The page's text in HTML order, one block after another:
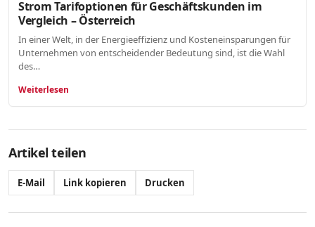
Strom Tarifoptionen für Geschäftskunden im
Vergleich – Österreich
In einer Welt, in der Energieeffizienz und Kosteneinsparungen für
Unternehmen von entscheidender Bedeutung sind, ist die Wahl
des…
Weiterlesen
Artikel teilen
E-Mail Link kopieren Drucken